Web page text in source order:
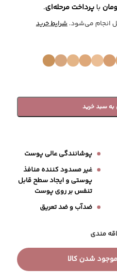
با پرداخت مرحله‌ای.
انجام می‌شود.شرایط خرید
به سبد خرید
پوشانندگی عالی پوست
غیر مسدود کننده منافذ
پوستی و ایجاد سطح قابل
تنفس بر روی پوست
ضدآب و ضد تعریق
مندی
موجود شدن کالا